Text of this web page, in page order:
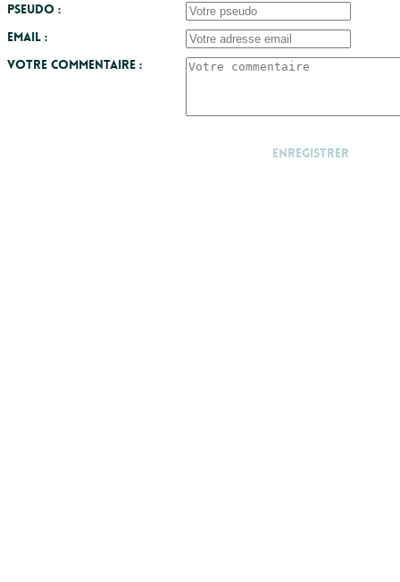
Pseudo :
Email :
Votre commentaire :
Enregistrer